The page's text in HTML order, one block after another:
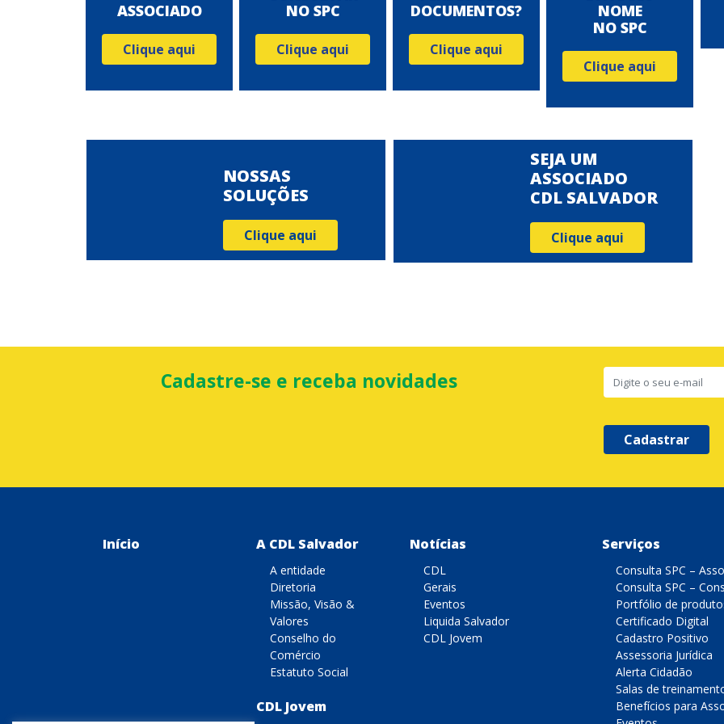
ASSOCIADO
Clique aqui
NO SPC
Clique aqui
DOCUMENTOS?
Clique aqui
NOME
NO SPC
Clique aqui
NOSSAS
SOLUÇÕES
Clique aqui
SEJA UM
ASSOCIADO
CDL SALVADOR
Clique aqui
Cadastre-se e receba novidades
Cadastrar
Início A CDL Salvador
A entidade
Diretoria
Missão, Visão &
Valores
Conselho do
Comércio
Estatuto Social
CDL Jovem
Notícias
CDL
Gerais
Eventos
Liquida Salvador
CDL Jovem
Serviços
Consulta SPC –
Consulta SPC –
Portfólio de
Certificado Digital
Cadastro Positivo
Assessoria Jurídica
Alerta Cidadão
Salas de
Benefícios para